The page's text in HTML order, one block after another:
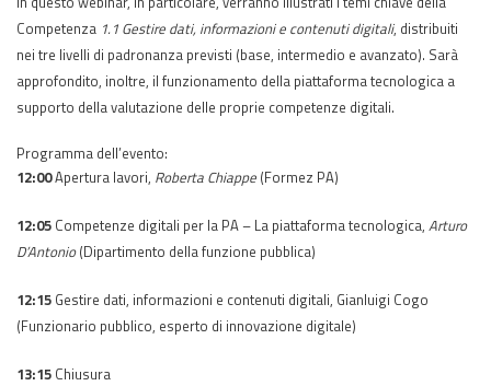
Competenza 1.1 Gestire dati, informazioni e contenuti digitali, distribuiti
nei tre livelli di padronanza previsti (base, intermedio e avanzato). Sarà
approfondito, inoltre, il funzionamento della piattaforma tecnologica a
supporto della valutazione delle proprie competenze digitali.​
Programma dell’evento:
12:00Apertura lavori, Roberta Chiappe (Formez PA)
12:05 Competenze digitali per la PA – La piattaforma tecnologica, Arturo
D’Antonio(Dipartimento della funzione pubblica)
12:15 Gestire dati, informazioni e contenuti digitali, Gianluigi Cogo
(Funzionario pubblico,​ esperto di innovazione digitale)
13:15 Chiusura